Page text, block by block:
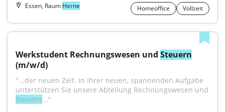
Essen, Raum Herne Homeoffice Vollzeit
Werkstudent Rechnungswesen und Steuern
(m/w/d)
"...der neuen Zeit. In Ihrer neuen, spannenden Aufgabe
Steuern..."